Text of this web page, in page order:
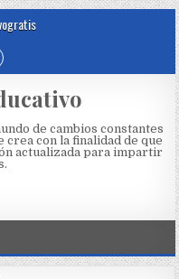
de cambios constantes
crea con la finalidad de que
actualizada para impartir